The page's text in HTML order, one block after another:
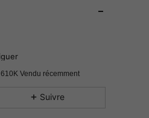
19KSuiveurs
610K Vendu récemment
Suivre